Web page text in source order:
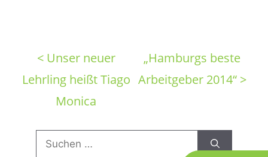
< Unser neuer
Lehrling heißt Tiago
Monica
„Hamburgs beste
Arbeitgeber 2014“ >
Suchen
nach: